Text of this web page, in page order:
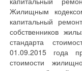
Жилищным
капитальный
собственников
стандарта
01.09.2015 года
стоимости